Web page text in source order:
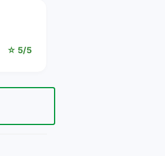
☆ 5/5